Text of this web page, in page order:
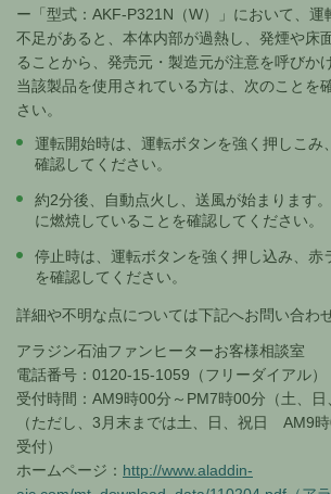
ー「型式：AKF-P321N（W）」において、運
不足があると、本体内部が過熱し、発煙や床
ることから、発売元・製造元が注意を呼びか
当該製品を使用されている方は、次のことを
さい。
運転開始時は、運転ボタンを強く押しこみ
確認してください。
約2分後、自動点火し、送風が始まります
に燃焼していることを確認してください。
停止時は、運転ボタンを強く押し込み、赤
を確認してください。
詳細や不明な点については下記へお問い合わ
アラジン石油ファンヒーターお客様相談室
電話番号：0120-15-1059（フリーダイアル）
受付時間：AM9時00分～PM7時00分（土、日
（ただし、3月末までは土、日、祝日 AM9
受付）
ホームページ： http://www.aladdin-